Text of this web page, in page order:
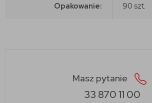
Opakowanie: 90 szt.
Masz pytanie
33 870 11 00